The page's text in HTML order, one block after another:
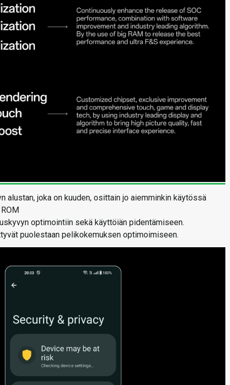
joka on kuuden, osittain jo aiemminkin käytössä
ROM
optimointiin sekä käyttöiän pidentämiseen.
puolestaan pelikokemuksen optimoimiseen.